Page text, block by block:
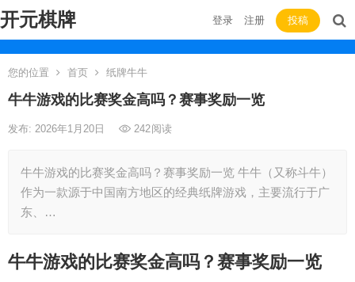
开元棋牌 登录 注册 投稿
您的位置 首页 纸牌牛牛
牛牛游戏的比赛奖金高吗？赛事奖励一览
发布: 2026年1月20日 242阅读
牛牛游戏的比赛奖金高吗？赛事奖励一览 牛牛（又称斗牛）
作为一款源于中国南方地区的经典纸牌游戏，主要流行于广
东、…
牛牛游戏的比赛奖金高吗？赛事奖励一览